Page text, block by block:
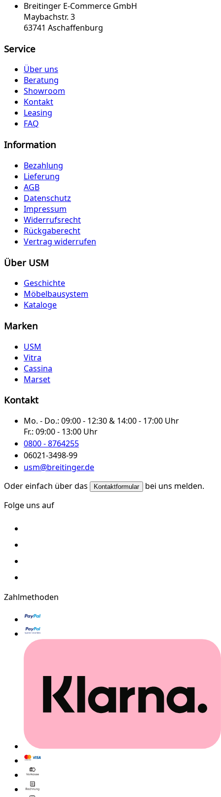
Breitinger E-Commerce GmbH
Maybachstr. 3
63741 Aschaffenburg
Service
Über uns
Beratung
Showroom
Kontakt
Leasing
FAQ
Information
Bezahlung
Lieferung
AGB
Datenschutz
Impressum
Widerrufsrecht
Rückgaberecht
Vertrag widerrufen
Über USM
Geschichte
Möbelbausystem
Kataloge
Marken
USM
Vitra
Cassina
Marset
Kontakt
Mo. - Do.: 09:00 - 12:30 & 14:00 - 17:00 Uhr
Fr.: 09:00 - 13:00 Uhr
0800 - 8764255
06021-3498-99
usm@breitinger.de
Oder einfach über das
Kontaktformular
bei uns melden.
Folge uns auf
Zahlmethoden